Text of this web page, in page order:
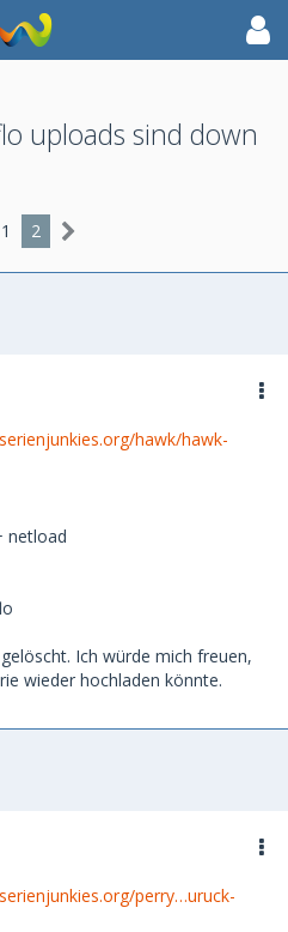
uploads sind down
1 2
hawk/hawk-
netload
Ich würde mich freuen,
wieder hochladen könnte.
perry…uruck-